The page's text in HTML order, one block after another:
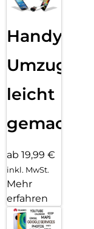
Handy
Umzug
leicht
gemacht!
ab 19,99 €
inkl. MwSt.
Mehr
erfahren